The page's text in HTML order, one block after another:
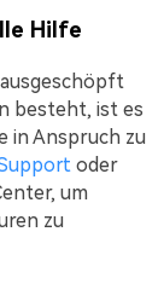
Hilfe
besteht, ist es
in Anspruch zu
oder
um
zu